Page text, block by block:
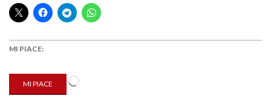
MI PIACE:
MI PIACE
Caricamento